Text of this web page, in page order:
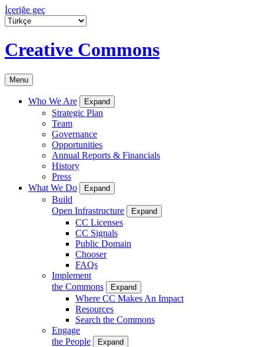
İçeriğe geç
Creative Commons
Menu
Who We Are Expand
Strategic Plan
Team
Governance
Opportunities
Annual Reports & Financials
History
Press
What We Do
Expand
Build
Open Infrastructure
Expand
CC Licenses
CC Signals
Public Domain
Chooser
FAQs
Implement
the Commons
Expand
Where CC Makes An Impact
Resources
Search the Commons
Engage
the People
Expand